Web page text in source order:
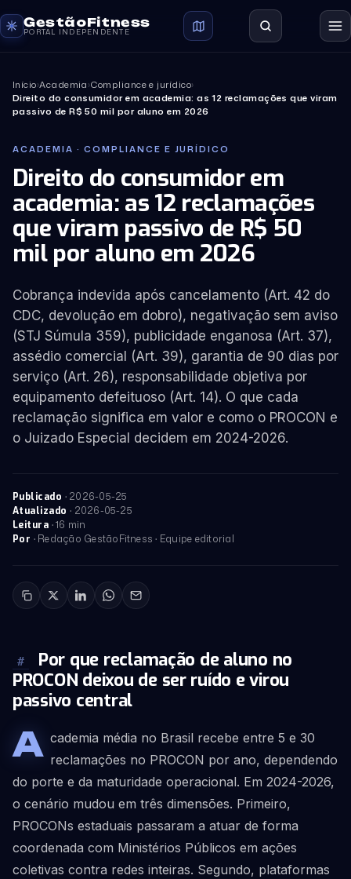
GestãoFitness
PORTAL INDEPENDENTE
Início›Academia›Compliance e jurídico›
Direito do consumidor em academia: as 12 reclamações que viram
passivo de R$ 50 mil por aluno em 2026
ACADEMIA · COMPLIANCE E JURÍDICO
Direito do consumidor em
academia: as 12 reclamações
que viram passivo de R$ 50
mil por aluno em 2026
Cobrança indevida após cancelamento (Art. 42 do
CDC, devolução em dobro), negativação sem aviso
(STJ Súmula 359), publicidade enganosa (Art. 37),
assédio comercial (Art. 39), garantia de 90 dias por
serviço (Art. 26), responsabilidade objetiva por
equipamento defeituoso (Art. 14). O que cada
reclamação significa em valor e como o PROCON e
o Juizado Especial decidem em 2024-2026.
Publicado · 2026-05-25
Atualizado · 2026-05-25
Leitura · 16 min
Por · Redação GestãoFitness · Equipe editorial
#
Por que reclamação de aluno no
PROCON deixou de ser ruído e virou
passivo central
A cademia média no Brasil recebe entre 5 e 30
reclamações no PROCON por ano, dependendo
do porte e da maturidade operacional. Em 2024-2026,
o cenário mudou em três dimensões. Primeiro,
PROCONs estaduais passaram a atuar de forma
coordenada com Ministérios Públicos em ações
coletivas contra redes inteiras. Segundo, plataformas